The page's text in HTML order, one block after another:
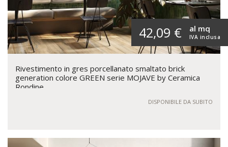
42,09 € IVA inclusa
al mq
Rivestimento in gres porcellanato smaltato brick
generation colore GREEN serie MOJAVE by Ceramica
Rondine
DISPONIBILE DA SUBITO